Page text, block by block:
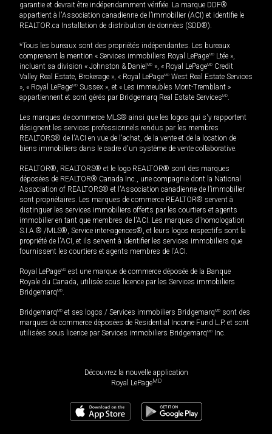
garantie et devrait être indépendamment vérifiée. La marque DDF®
appartient à l'Association canadienne de l’immobilier (ACI) et identifie le
REALTOR.ca Installation de distribution de données (SDD®).
*Tous les bureaux sont des propriétés indépendantes. Les bureaux
comprenant la mention « Services immobiliers Royal LePageMD Ltée »,
incluant sa division « Johnston & Daniel MD », « Royal LePageMD Credit
Valley Real Estate, Brokerage », « Royal LePageMD West Real Estate Services
», « Royal LePageMD Sussex », et « Les immeubles Mont-Tremblant »
appartiennent et sont gérés par Bridgemarq Real Estate ServicesMD.
Les marques de commerce MLS® ainsi que les logos qui s'y rapportent
désignent les services professionnels rendus par les membres
REALTORS® de l'ACI en vue de l'achat, de la vente et de la location de
biens immobiliers dans le cadre d'un système de vente collaborative.
REALTOR®, REALTORS® et le logo REALTOR® sont des marques
déposées de REALTOR® Canada Inc., une compagnie dont la National
Association of REALTORS® et l'Association canadienne de l’immobilier
sont propriétaires. Les marques de commerce REALTOR® servent à
distinguer les services immobiliers offerts par les courtiers et agents
immobilier en tant que membres de l'ACI. Les marques d'homologation
S.I.A.® /MLS®, Service inter-agences®, et leurs logos respectifs sont la
propriété de l'ACI, et ils servent à identifier les services immobiliers que
fournissent les courtiers et agents membres de l'ACI.
Royal LePageMD est une marque de commerce déposée de la Banque
Royale du Canada, utilisée sous licence par les Services immobiliers
BridgemarqMD.
BridgemarqMD et ses logos / Services immobiliers BridgemarqMD sont des
marques de commerce déposées de Residential Income Fund L.P. et sont
utilisées sous licence par Services immobiliers BridgemarqMD Inc.
Découvrez la nouvelle application
Royal LePageMD